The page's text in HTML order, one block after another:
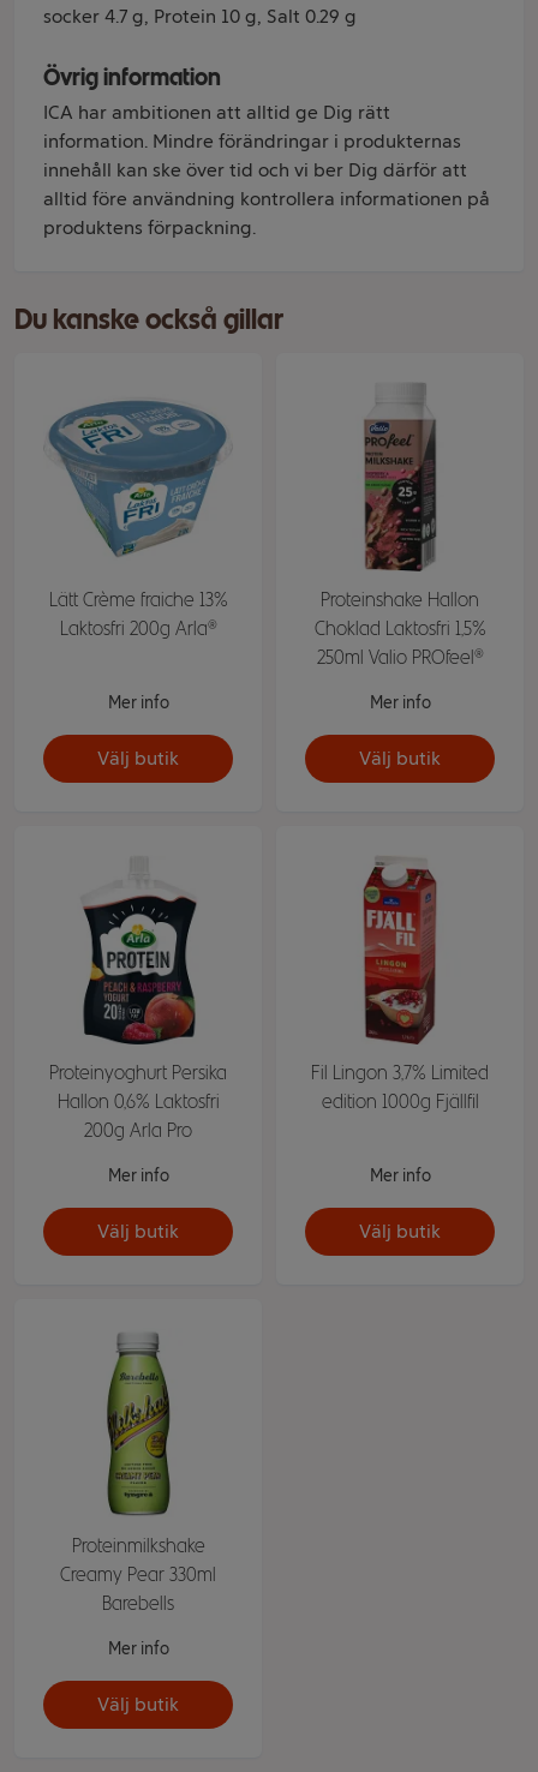
socker 4.7 g, Protein 10 g, Salt 0.29 g
Övrig information
ICA har ambitionen att alltid ge Dig rätt
information. Mindre förändringar i produkternas
innehåll kan ske över tid och vi ber Dig därför att
alltid före användning kontrollera informationen på
produktens förpackning.
Du kanske också gillar
Lätt Crème fraiche 13%
Laktosfri 200g Arla®
Mer info
Välj butik
Proteinshake Hallon
Choklad Laktosfri 1,5%
250ml Valio PROfeel®
Mer info
Välj butik
Proteinyoghurt Persika
Hallon 0,6% Laktosfri
200g Arla Pro
Mer info
Välj butik
Fil Lingon 3,7% Limited
edition 1000g Fjällfil
Mer info
Välj butik
Proteinmilkshake
Creamy Pear 330ml
Barebells
Mer info
Välj butik